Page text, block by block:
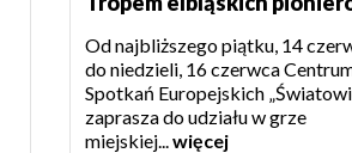
Od najbliższego piątku, 14
do niedzieli, 16 czerwca
Spotkań Europejskich
zaprasza do udziału w grze
miejskiej... więcej